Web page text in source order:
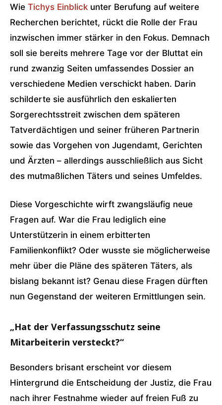
Wie Tichys Einblick unter Berufung auf weitere
Recherchen berichtet, rückt die Rolle der Frau
inzwischen immer stärker in den Fokus. Demnach
soll sie bereits mehrere Tage vor der Bluttat ein
rund zwanzig Seiten umfassendes Dossier an
verschiedene Medien verschickt haben. Darin
schilderte sie ausführlich den eskalierten
Sorgerechtsstreit zwischen dem späteren
Tatverdächtigen und seiner früheren Partnerin
sowie das Vorgehen von Jugendamt, Gerichten
und Ärzten – allerdings ausschließlich aus Sicht
des mutmaßlichen Täters und seines Umfeldes.
Diese Vorgeschichte wirft zwangsläufig neue
Fragen auf. War die Frau lediglich eine
Unterstützerin in einem erbitterten
Familienkonflikt? Oder wusste sie möglicherweise
mehr über die Pläne des späteren Täters, als
bislang bekannt ist? Genau diese Fragen dürften
nun Gegenstand der weiteren Ermittlungen sein.
„Hat der Verfassungsschutz seine
Mitarbeiterin versteckt?“
Besonders brisant erscheint vor diesem
Hintergrund die Entscheidung der Justiz, die Frau
nach ihrer Festnahme wieder auf freien Fuß zu